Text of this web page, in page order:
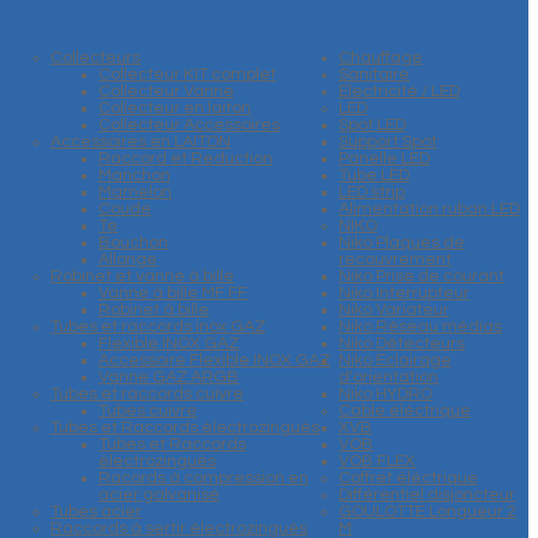
Collecteurs
Collecteur KIT complet
Collecteur Vanne
Collecteur en laiton
Collecteur Accessoires
Accessoires en LAITON
Raccord et Reduction
Manchon
Mamelon
Coude
Te
Bouchon
Allonge
Robinet et vanne à bille
Vanne à bille MF FF
Robinet à bille
Tubes et raccords inox GAZ
Flexible INOX GAZ
Accessoire Flexible INOX GAZ
Vanne GAZ ARGB
Tubes et raccords cuivre
Tubes cuivre
Tubes et Raccords électrozingués
Tubes et Raccords
électrozingués
Racords à compression en
acier galvanisé
Tubes acier
Raccords à sertir électrozingués
Chauffage
Sanitaire
Electricité / LED
LED
Spot LED
Support Spot
Panelle LED
Tube LED
LED strip
Alimentation ruban LED
NIKO
Niko Plaques de
recouvrement
Niko Prise de courant
Niko Interrupteur
Niko Variateur
Niko Réseau médias
Niko Détecteurs
Niko Eclairage
d'orientation
Niko HYDRO
Cable éléctrique
XVB
VOB
VOB FLEX
Coffret éléctrique
Différentiel disjoncteur
GOULOTTE Longueur 2
M